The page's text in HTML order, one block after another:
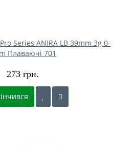
Series ANIRA LB 39mm 3g 0-
Плаваючі 701
273 грн.